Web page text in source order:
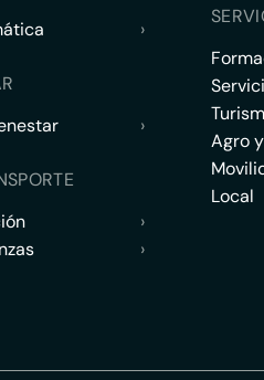
›
›
›
›
Agro
Local